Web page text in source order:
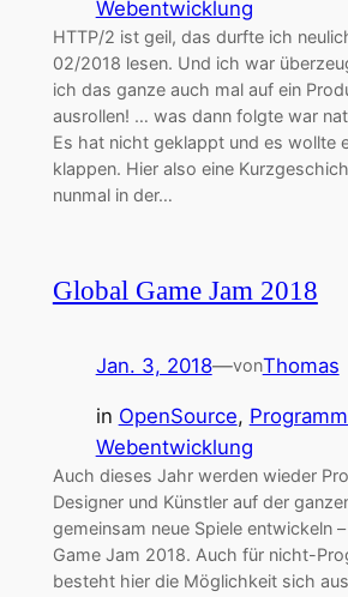
Webentwicklung
HTTP/2 ist geil, das durfte ich
02/2018 lesen. Und ich war
ich das ganze auch mal auf ein
ausrollen! … was dann folgte war
Es hat nicht geklappt und es wollte
klappen. Hier also eine
nunmal in der…
Global Game Jam 2018
Jan. 3, 2018—vonThomas
in OpenSource,
Webentwicklung
Auch dieses Jahr werden wieder
Designer und Künstler auf der
gemeinsam neue Spiele entwickeln
Game Jam 2018. Auch für nicht-
besteht hier die Möglichkeit sich